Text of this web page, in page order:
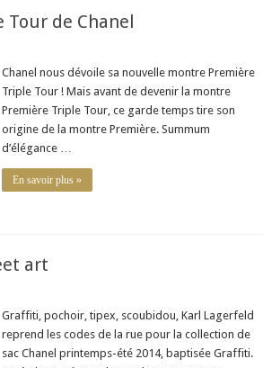
de Chanel
Chanel nous dévoile sa nouvelle montre Première
Triple Tour ! Mais avant de devenir la montre
Première Triple Tour, ce garde temps tire son
origine de la montre Première. Summum
d’élégance …
En savoir plus »
art
Graffiti, pochoir, tipex, scoubidou, Karl Lagerfeld
reprend les codes de la rue pour la collection de
sac Chanel printemps-été 2014, baptisée Graffiti.